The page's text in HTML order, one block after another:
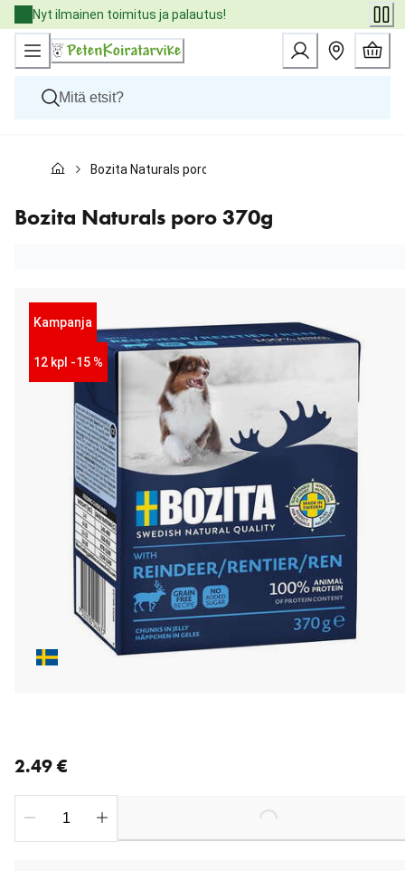
Skip
to
Content
Nyt ilmainen toimitus ja palautus!
Kissat
Eläinlääkäriruoat
Tuotemerkit
Bozita Naturals poro 370g
Bozita Naturals poro 370g
Kampanja
12 kpl -15 %
2.49 €
Loading...